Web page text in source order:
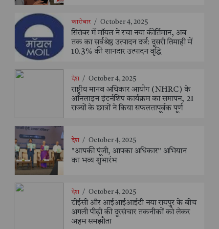
कारोबार / October 4, 2025
सितंबर में मॉयल ने रचा नया कीर्तिमान, अब
तक का सर्वश्रेष्ठ उत्पादन दर्ज: दूसरी तिमाही में
10.3% की शानदार उत्पादन वृद्धि
देश / October 4, 2025
राष्ट्रीय मानव अधिकार आयोग (NHRC) के
ऑनलाइन इंटर्नशिप कार्यक्रम का समापन, 21
राज्यों के छात्रों ने किया सफलतापूर्वक पूर्ण
देश / October 4, 2025
"आपकी पूंजी, आपका अधिकार" अभियान
का भव्य शुभारंभ
देश / October 4, 2025
टीईसी और आईआईआईटी नया रायपुर के बीच
अगली पीढ़ी की दूरसंचार तकनीकों को लेकर
अहम समझौता